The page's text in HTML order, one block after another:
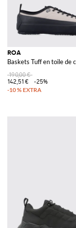
ROA
Baskets Tuff en toile de
190,00 €
142,51 €
-25%